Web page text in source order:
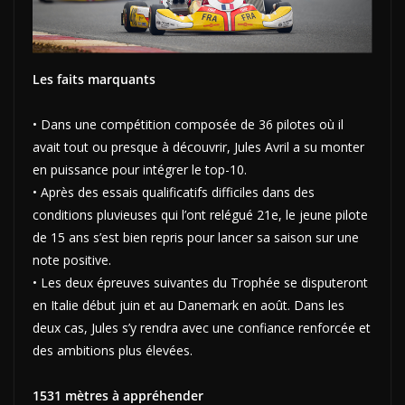
Les faits marquants
• Dans une compétition composée de 36 pilotes où il
avait tout ou presque à découvrir, Jules Avril a su monter
en puissance pour intégrer le top-10.
• Après des essais qualificatifs difficiles dans des
conditions pluvieuses qui l’ont relégué 21e, le jeune pilote
de 15 ans s’est bien repris pour lancer sa saison sur une
note positive.
• Les deux épreuves suivantes du Trophée se disputeront
en Italie début juin et au Danemark en août. Dans les
deux cas, Jules s’y rendra avec une confiance renforcée et
des ambitions plus élevées.
1531 mètres à appréhender